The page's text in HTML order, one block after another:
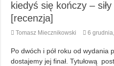
kiedyś się kończy –
[recenzja]
Tomasz Miecznikowski 6
Po dwóch i pół roku od wydania
dostajemy jej finał. Tytułową